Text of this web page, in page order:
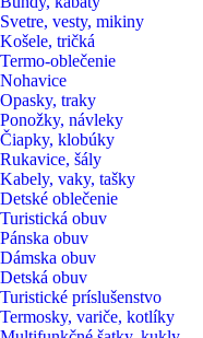
Svetre, vesty, mikiny
Košele, tričká
Termo-oblečenie
Nohavice
Opasky, traky
Ponožky, návleky
Čiapky, klobúky
Rukavice, šály
Kabely, vaky, tašky
Detské oblečenie
Turistická obuv
Pánska obuv
Dámska obuv
Detská obuv
Turistické príslušenstvo
Termosky, variče, kotlíky